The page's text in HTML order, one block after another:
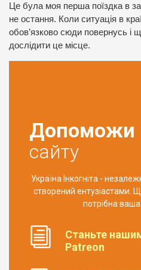
Це була моя перша поїздка в
не остання. Коли ситуація в
обов’язково сюди повернусь і
дослідити це місце.
Допоможи
сайту
Україна Інкогніта -
створений ентузіастами.
потрібна ваша
Станьте
Patreon